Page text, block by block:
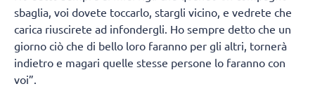
sbaglia, voi dovete toccarlo, stargli vicino, e vedrete che
carica riuscirete ad infondergli. Ho sempre detto che un
giorno ciò che di bello loro faranno per gli altri, tornerà
indietro e magari quelle stesse persone lo faranno con
voi”.